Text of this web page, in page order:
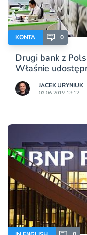
KONTA 0
Drugi bank z
Właśnie
JACEK URYNIUK
03.06.2019 13:12